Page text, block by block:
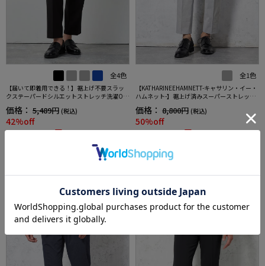
全4色
【届いて即着用できる！】裾上げ不要スラッ
クステーパードシルエットストレッチ洗濯OK
イージーケア【SmartPick！】
価格： 5,489円 (税込)
42%off
WEB価格： 3,190円 (税込)
★2点目10%OFF/3点目以降20%
全1色
【KATHARINEEHAMNETT-キャサリン・イー・
ハムネット-】裾上げ済みスーパーストレッチ
パンツチノパンウォッシャブルライトグレー
無地
価格： 8,800円 (税込)
50%off
WEB価格： 4,389円 (税込)
2点目半額セール対象商品